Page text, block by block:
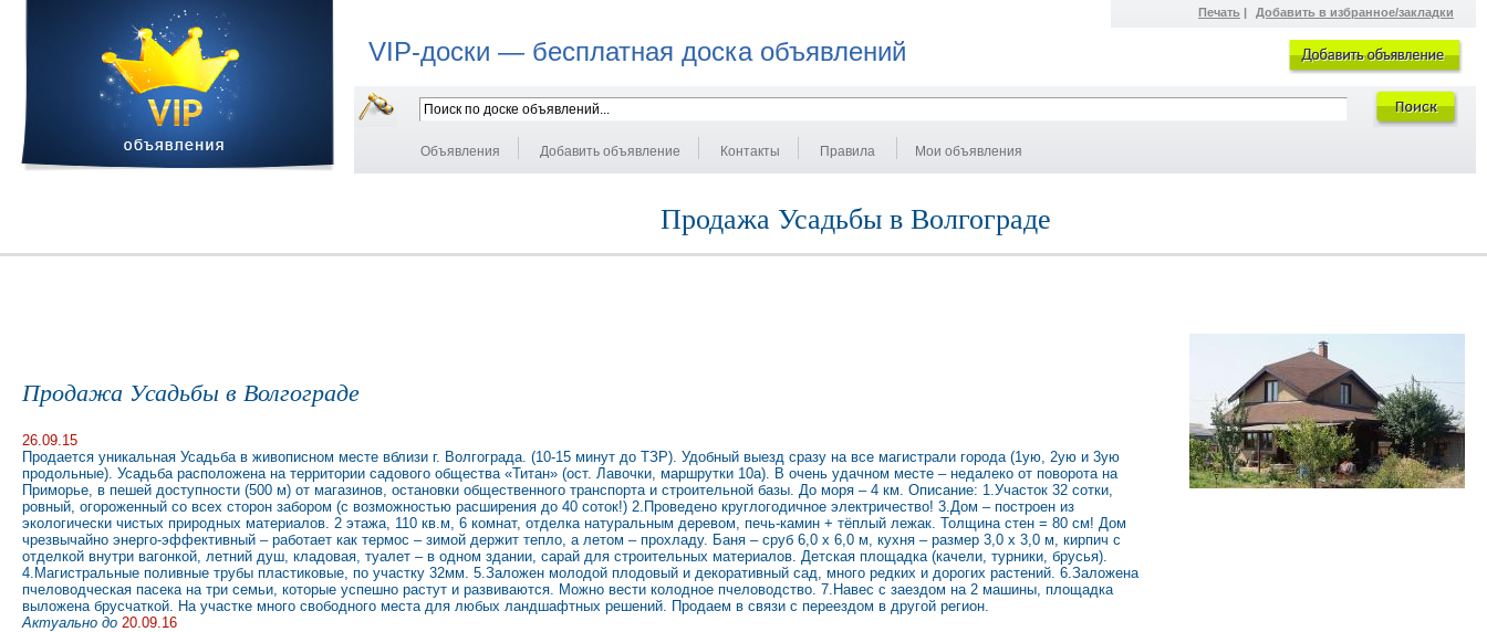
Печать | Добавить в избранное/закладки
VIP-доски — бесплатная доска объявлений
Объявления Добавить объявление Контакты Правила Мои объявления
Продажа Усадьбы в Волгограде
Продажа Усадьбы в Волгограде
26.09.15
Продается уникальная Усадьба в живописном месте вблизи г. Волгограда. (10-15 минут до ТЗР). Удобный выезд сразу на все магистрали города (1ую, 2ую и 3ую
продольные). Усадьба расположена на территории садового общества «Титан» (ост. Лавочки, маршрутки 10а). В очень удачном месте – недалеко от поворота на
Приморье, в пешей доступности (500 м) от магазинов, остановки общественного транспорта и строительной базы. До моря – 4 км. Описание: 1.Участок 32 сотки,
ровный, огороженный со всех сторон забором (с возможностью расширения до 40 соток!) 2.Проведено круглогодичное электричество! 3.Дом – построен из
экологически чистых природных материалов. 2 этажа, 110 кв.м, 6 комнат, отделка натуральным деревом, печь-камин + тёплый лежак. Толщина стен = 80 см! Дом
чрезвычайно энерго-эффективный – работает как термос – зимой держит тепло, а летом – прохладу. Баня – сруб 6,0 х 6,0 м, кухня – размер 3,0 х 3,0 м, кирпич с
отделкой внутри вагонкой, летний душ, кладовая, туалет – в одном здании, сарай для строительных материалов. Детская площадка (качели, турники, брусья).
4.Магистральные поливные трубы пластиковые, по участку 32мм. 5.Заложен молодой плодовый и декоративный сад, много редких и дорогих растений. 6.Заложена
пчеловодческая пасека на три семьи, которые успешно растут и развиваются. Можно вести колодное пчеловодство. 7.Навес с заездом на 2 машины, площадка
выложена брусчаткой. На участке много свободного места для любых ландшафтных решений. Продаем в связи с переездом в другой регион.
Актуально до 20.09.16